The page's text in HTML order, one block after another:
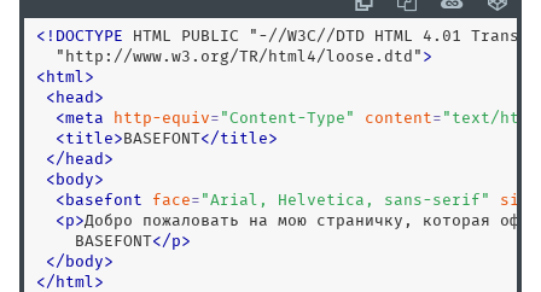
< ! DOCTYPE HTML PUBLIC "-//W3C//DTD HTML 4.01
  "http://www.w3.org/TR/html4/loose.dtd"
>
< html >
< head >
<meta http-equiv= "Content-Type " content= " text/
<title>BASEFONT</title>
</ head >
< body>
< basefont face= "Arial, Helvetica, sans-serif " size
<p>Добро пожаловать на мою страничку, которая
    BASEFONT
</p>
</ body>
</ html >